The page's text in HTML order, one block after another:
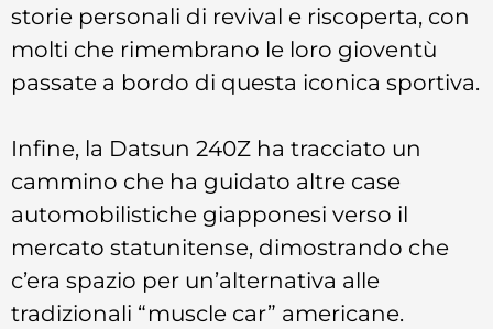
storie personali di revival e riscoperta, con
molti che rimembrano le loro gioventù
passate a bordo di questa iconica sportiva.
Infine, la Datsun 240Z ha tracciato un
cammino che ha guidato altre case
automobilistiche giapponesi verso il
mercato statunitense, dimostrando che
c’era spazio per un’alternativa alle
tradizionali “muscle car” americane.